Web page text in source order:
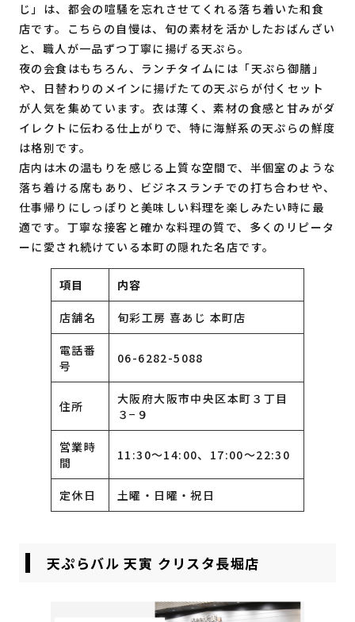
じ」は、都会の喧騒を忘れさせてくれる落ち着いた和食
店です。こちらの自慢は、旬の素材を活かしたおばんざい
と、職人が一品ずつ丁寧に揚げる天ぷら。
夜の会食はもちろん、ランチタイムには「天ぷら御膳」
や、日替わりのメインに揚げたての天ぷらが付くセット
が人気を集めています。衣は薄く、素材の食感と甘みがダ
イレクトに伝わる仕上がりで、特に海鮮系の天ぷらの鮮度
は格別です。
店内は木の温もりを感じる上質な空間で、半個室のような
落ち着ける席もあり、ビジネスランチでの打ち合わせや、
仕事帰りにしっぽりと美味しい料理を楽しみたい時に最
適です。丁寧な接客と確かな料理の質で、多くのリピータ
ーに愛され続けている本町の隠れた名店です。
項目 内容
店舗名 旬彩工房 喜あじ 本町店
電話番
号
06-6282-5088
住所
大阪府大阪市中央区本町３丁目
３−９
営業時
間
11:30～14:00、17:00～22:30
定休日 土曜・日曜・祝日
天ぷらバル 天寅 クリスタ長堀店